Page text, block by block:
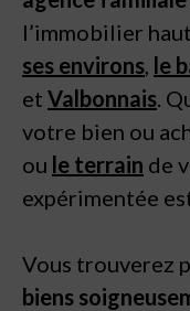
l’immobilier
ses environs, le
et Valbonnais.
votre bien ou
ou le terrain de
expérimentée
Vous trouverez
biens